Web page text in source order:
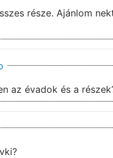
része. Ajánlom
az évadok és a